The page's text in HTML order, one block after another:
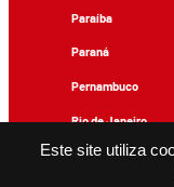
Este site utiliza
Paraíba
Paraná
Pernambuco
Rio de Janeiro
Rio Grande do Sul